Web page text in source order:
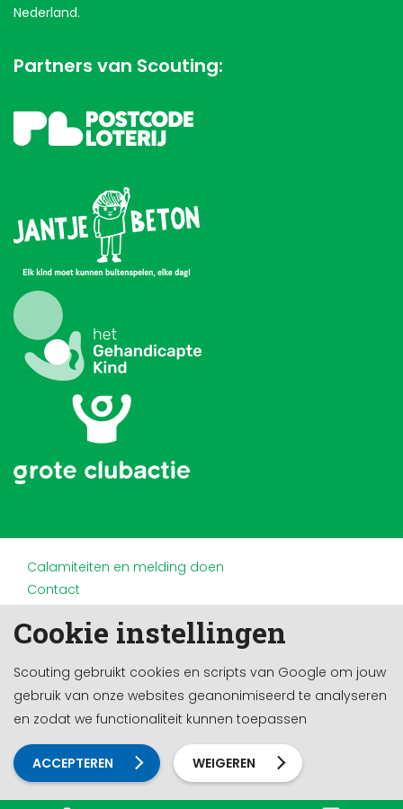
Cookie instellingen
Scouting gebruikt cookies en scripts van Google om jouw
gebruik van onze websites geanonimiseerd te analyseren
en zodat we functionaliteit kunnen toepassen
ACCEPTEREN WEIGEREN
Nederland.
Partners van Scouting:
Calamiteiten en melding doen
Contact
Doneren en nalaten
Privacy
Werken bij
Cookie-instellingen
Ontwikkeld door a&m impact